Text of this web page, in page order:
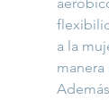
a la
manera